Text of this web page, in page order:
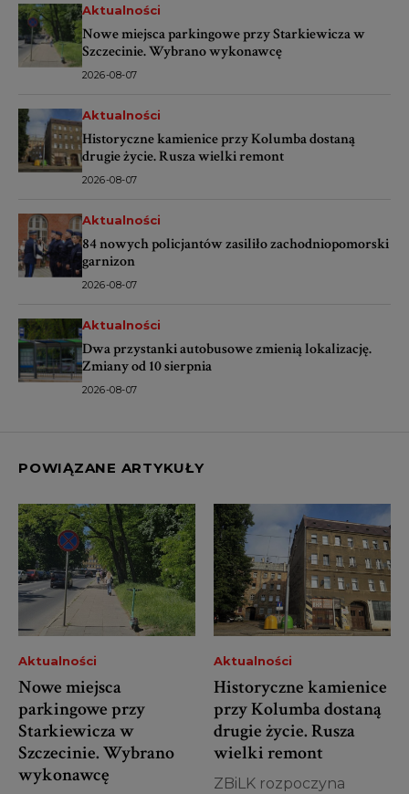
Aktualności
Nowe miejsca parkingowe przy Starkiewicza w
Szczecinie. Wybrano wykonawcę
2026-08-07
Aktualności
Historyczne kamienice przy Kolumba dostaną
drugie życie. Rusza wielki remont
2026-08-07
Aktualności
84 nowych policjantów zasiliło zachodniopomorski
garnizon
2026-08-07
Aktualności
Dwa przystanki autobusowe zmienią lokalizację.
Zmiany od 10 sierpnia
2026-08-07
POWIĄZANE ARTYKUŁY
Aktualności
Nowe miejsca
parkingowe przy
Starkiewicza w
Szczecinie. Wybrano
wykonawcę
Aktualności
Historyczne kamienice
przy Kolumba dostaną
drugie życie. Rusza
wielki remont
ZBiLK rozpoczyna